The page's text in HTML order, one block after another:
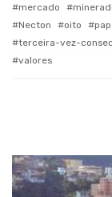
mercado
Necton
oito
terceira-vez-
valores